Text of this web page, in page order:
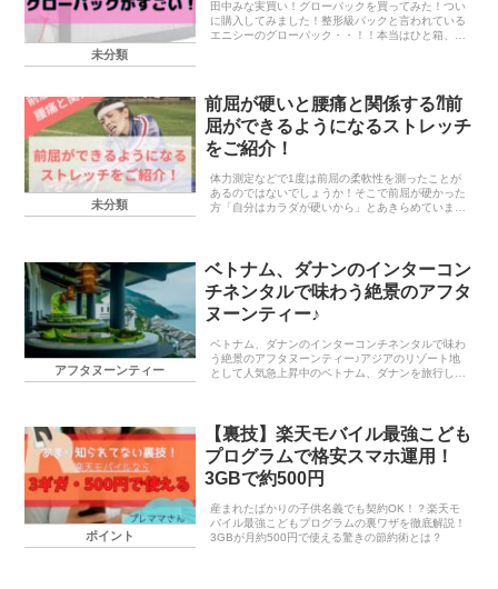
未分類
田中みな実買い！グローパックを買ってみた！つい
に購入してみました！整形級パックと言われている
エニシーのグローパック・・！！本当はひと箱、10
未分類
前屈が硬いと腰痛と関係する⁈前
屈ができるようになるストレッチ
をご紹介！
体力測定などで1度は前屈の柔軟性を測ったことが
あるのではないでしょうか！そこで前屈が硬かった
方「自分はカラダが硬いから」とあきらめていませ
アフタヌーンティー
ベトナム、ダナンのインターコン
チネンタルで味わう絶景のアフタ
ヌーンティー♪
ベトナム、ダナンのインターコンチネンタルで味わ
う絶景のアフタヌーンティー♪アジアのリゾート地
として人気急上昇中のベトナム、ダナンを旅行した
ポイント
【裏技】楽天モバイル最強こども
プログラムで格安スマホ運用！
3GBで約500円
産まれたばかりの子供名義でも契約OK！？楽天モ
バイル最強こどもプログラムの裏ワザを徹底解説！
3GBが月約500円で使える驚きの節約術とは？